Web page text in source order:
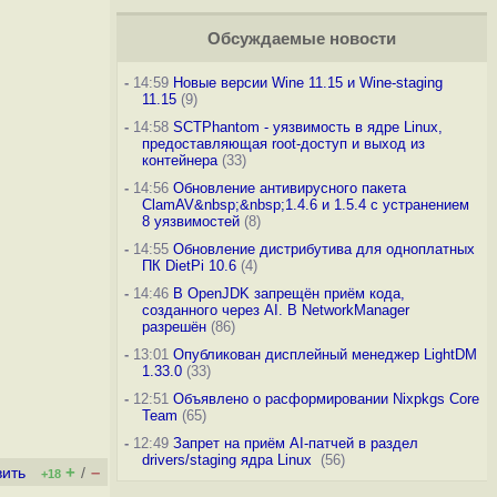
+18 + / –
Обсуждаемые новости
-14:59 Новые версии Wine 11.15 и Wine-staging
11.15(9)
-14:58 SCTPhantom - уязвимость в ядре Linux,
предоставляющая root-доступ и выход из
контейнера(33)
-14:56 Обновление антивирусного пакета
ClamAV&nbsp;&nbsp;1.4.6 и 1.5.4 с устранением
8 уязвимостей(8)
-14:55 Обновление дистрибутива для одноплатных
ПК DietPi 10.6(4)
-14:46 В OpenJDK запрещён приём кода,
созданного через AI. В NetworkManager
разрешён(86)
-13:01 Опубликован дисплейный менеджер LightDM
1.33.0(33)
-12:51 Объявлено о расформировании Nixpkgs Core
Team (65)
-12:49 Запрет на приём AI-патчей в раздел
drivers/staging ядра Linux
(56)